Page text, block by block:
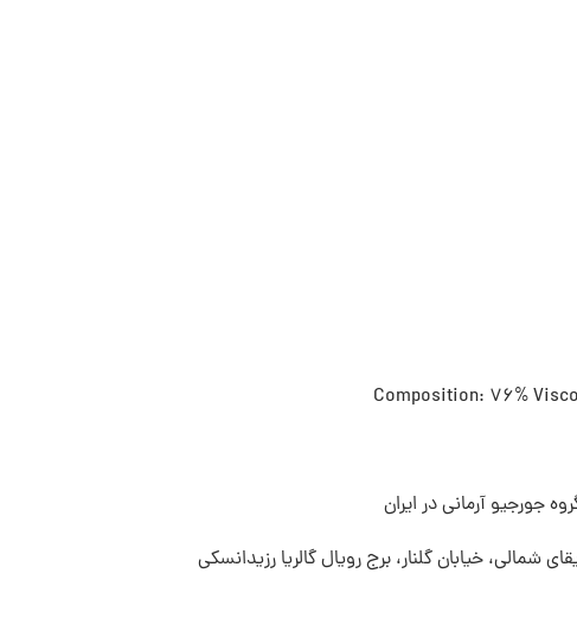
Composition: 76%
جورجیو آرمانی در ایران
شمالی، خیابان گلنار، برج رویال گالریا رزیدانسکی